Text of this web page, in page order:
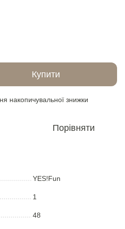
Купити
накопичувальної знижки
Порівняти
YES!Fun
1
48